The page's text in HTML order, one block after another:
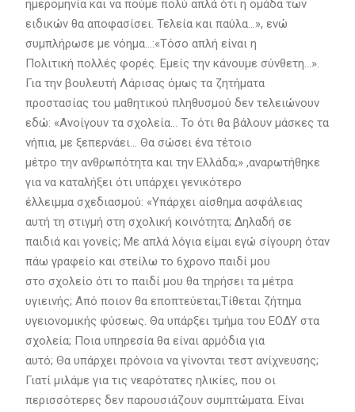
ημερομηνία και να πούμε πολύ απλά ότι η ομάδα των
ειδικών θα αποφασίσει. Τελεία και παύλα…», ενώ
συμπλήρωσε με νόημα…:«Τόσο απλή είναι η
Πολιτική πολλές φορές. Εμείς την κάνουμε σύνθετη…».
Για την βουλευτή Λάρισας όμως τα ζητήματα
προστασίας του μαθητικού πληθυσμού δεν τελειώνουν
εδώ: «Ανοίγουν τα σχολεία… Το ότι θα βάλουν μάσκες τα
νήπια, με ξεπερνάει… Θα σώσει ένα τέτοιο
μέτρο την ανθρωπότητα και την Ελλάδα;» ,αναρωτήθηκε
για να καταλήξει ότι υπάρχει γενικότερο
έλλειμμα σχεδιασμού: «Υπάρχει αίσθημα ασφάλειας
αυτή τη στιγμή στη σχολική κοινότητα; Δηλαδή σε
παιδιά και γονείς; Με απλά λόγια είμαι εγώ σίγουρη όταν
πάω γραφείο και στείλω το 6χρονο παιδί μου
στο σχολείο ότι το παιδί μου θα τηρήσει τα μέτρα
υγιεινής; Από ποιον θα εποπτεύεται;Τίθεται ζήτημα
υγειονομικής φύσεως. Θα υπάρξει τμήμα του ΕΟΔΥ στα
σχολεία; Ποια υπηρεσία θα είναι αρμόδια για
αυτό; Θα υπάρχει πρόνοια να γίνονται τεστ ανίχνευσης;
Γιατί μιλάμε για τις νεαρότατες ηλικίες, που οι
περισσότερες δεν παρουσιάζουν συμπτώματα. Είναι